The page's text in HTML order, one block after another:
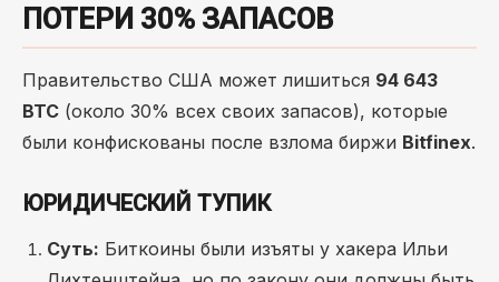
ПОТЕРИ 30% ЗАПАСОВ
Правительство США может лишиться 94 643
BTC (около 30% всех своих запасов), которые
были конфискованы после взлома биржи Bitfinex.
ЮРИДИЧЕСКИЙ ТУПИК
Суть: Биткоины были изъяты у хакера Ильи